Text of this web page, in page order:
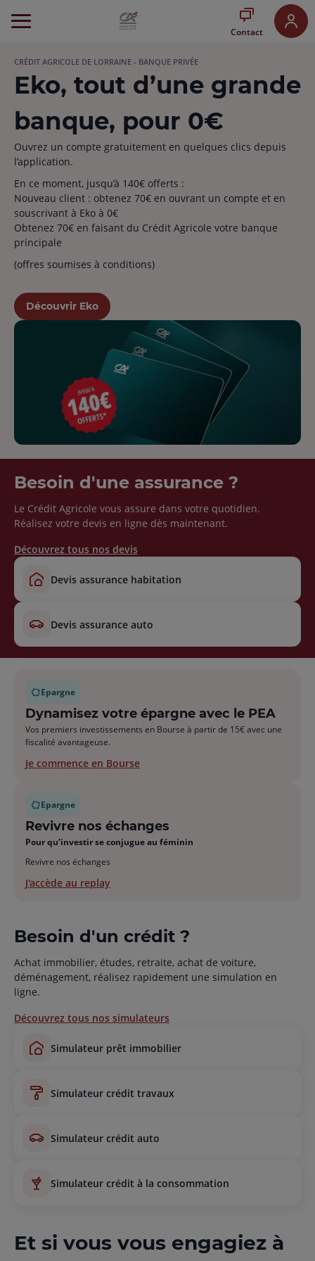
au
Contenu
Aller
au
de
Contact
CRÉDIT AGRICOLE DE LORRAINE - BANQUE PRIVÉE
Eko, tout d’une grande
banque, pour 0€
Ouvrez un compte gratuitement en quelques clics depuis
l’application.
En ce moment, jusqu’à 140€ offerts :
Nouveau client : obtenez 70€ en ouvrant un compte et en
souscrivant à Eko à 0€
Obtenez 70€ en faisant du Crédit Agricole votre banque
principale
(offres soumises à conditions)
Découvrir Eko
Besoin d'une assurance ?
Le Crédit Agricole vous assure dans votre quotidien.
Réalisez votre devis en ligne dès maintenant.
Découvrez tous nos devis
devis assurance habitation
devis assurance auto
Epargne
Dynamisez votre épargne avec le PEA
Vos premiers investissements en Bourse à partir de 15€ avec une
fiscalité avantageuse.
Je commence en Bourse
Epargne
Revivre nos échanges
Pour qu’investir se conjugue au féminin
Revivre nos échanges
J'accède au replay
Besoin d'un crédit ?
Achat immobilier, études, retraite, achat de voiture,
déménagement, réalisez rapidement une simulation en
ligne.
Découvrez tous nos simulateurs
simulateur prêt immobilier
simulateur crédit travaux
simulateur crédit auto
simulateur crédit à la consommation
Et si vous vous engagiez à